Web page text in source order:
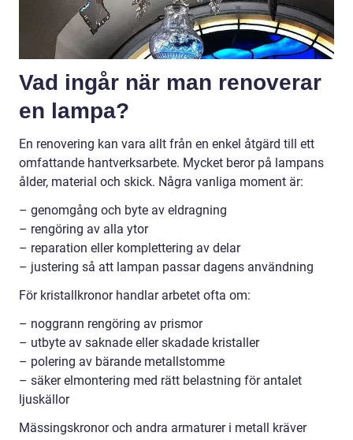
Vad ingår när man renoverar
en lampa?
En renovering kan vara allt från en enkel åtgärd till ett
omfattande hantverksarbete. Mycket beror på lampans
ålder, material och skick. Några vanliga moment är:
– genomgång och byte av eldragning
– rengöring av alla ytor
– reparation eller komplettering av delar
– justering så att lampan passar dagens användning
För kristallkronor handlar arbetet ofta om:
– noggrann rengöring av prismor
– utbyte av saknade eller skadade kristaller
– polering av bärande metallstomme
– säker elmontering med rätt belastning för antalet
ljuskällor
Mässingskronor och andra armaturer i metall kräver